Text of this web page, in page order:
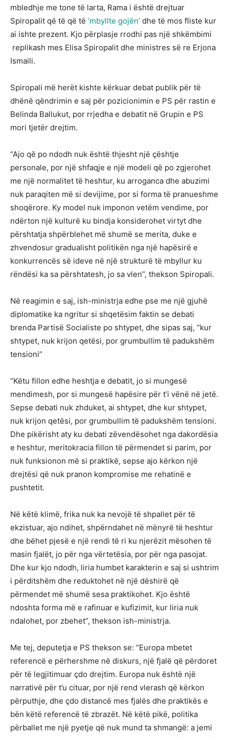
mbledhje me tone të larta, Rama i është drejtuar
Spiropalit që të që të ‘mbyllte gojën’ dhe të mos fliste kur
ai ishte prezent. Kjo përplasje rrodhi pas një shkëmbimi
replikash mes Elisa Spiropalit dhe ministres së re Erjona
Ismaili.
Spiropali më herët kishte kërkuar debat publik për të
dhënë qëndrimin e saj për pozicionimin e PS për rastin e
Belinda Ballukut, por rrjedha e debatit në Grupin e PS
mori tjetër drejtim.
“Ajo që po ndodh nuk është thjesht një çështje
personale, por një shfaqje e një modeli që po zgjerohet
me një normalitet të heshtur, ku arroganca dhe abuzimi
nuk paraqiten më si devijime, por si forma të pranueshme
shoqërore. Ky model nuk imponon vetëm vendime, por
ndërton një kulturë ku bindja konsiderohet virtyt dhe
përshtatja shpërblehet më shumë se merita, duke e
zhvendosur gradualisht politikën nga një hapësirë e
konkurrencës së ideve në një strukturë të mbyllur ku
rëndësi ka sa përshtatesh, jo sa vlen”, thekson Spiropali.
Në reagimin e saj, ish-ministrja edhe pse me një gjuhë
diplomatike ka ngritur si shqetësim faktin se debati
brenda Partisë Socialiste po shtypet, dhe sipas saj, “kur
shtypet, nuk krijon qetësi, por grumbullim të padukshëm
tensioni”
“Këtu fillon edhe heshtja e debatit, jo si mungesë
mendimesh, por si mungesë hapësire për t’i vënë në jetë.
Sepse debati nuk zhduket, ai shtypet, dhe kur shtypet,
nuk krijon qetësi, por grumbullim të padukshëm tensioni.
Dhe pikërisht aty ku debati zëvendësohet nga dakordësia
e heshtur, meritokracia fillon të përmendet si parim, por
nuk funksionon më si praktikë, sepse ajo kërkon një
drejtësi që nuk pranon kompromise me rehatinë e
pushtetit.
Në këtë klimë, frika nuk ka nevojë të shpallet për të
ekzistuar, ajo ndihet, shpërndahet në mënyrë të heshtur
dhe bëhet pjesë e një rendi të ri ku njerëzit mësohen të
masin fjalët, jo për nga vërtetësia, por për nga pasojat.
Dhe kur kjo ndodh, liria humbet karakterin e saj si ushtrim
i përditshëm dhe reduktohet në një dëshirë që
përmendet më shumë sesa praktikohet. Kjo është
ndoshta forma më e rafinuar e kufizimit, kur liria nuk
ndalohet, por zbehet”, thekson ish-ministrja.
Me tej, deputetja e PS thekson se: “Europa mbetet
referencë e përhershme në diskurs, një fjalë që përdoret
për të legjitimuar çdo drejtim. Europa nuk është një
narrativë për t’u cituar, por një rend vlerash që kërkon
përputhje, dhe çdo distancë mes fjalës dhe praktikës e
bën këtë referencë të zbrazët. Në këtë pikë, politika
përballet me një pyetje që nuk mund ta shmangë: a jemi